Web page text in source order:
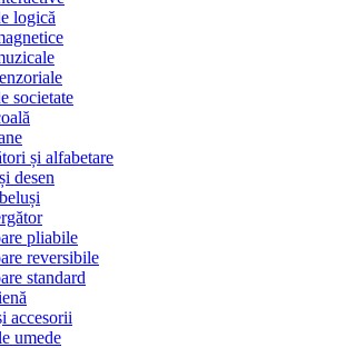
logică
societate
și alfabetare
desen
pliabile
reversibile
standard
accesorii
umede